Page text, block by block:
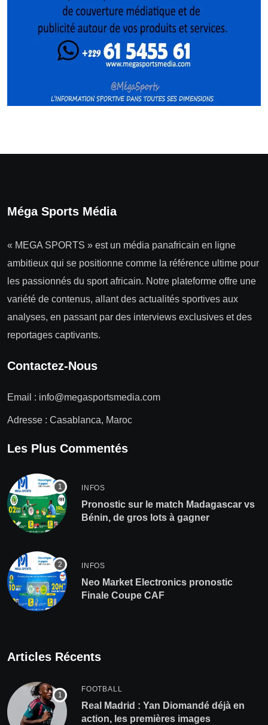
Méga Sports Média
« MEGA SPORTS » est un média panafricain en ligne
ambitieux qui se positionne comme la référence ultime pour
les passionnés du sport africain. Notre plateforme offre une
variété de contenus, allant des actualités sportives aux
analyses, en passant par des interviews exclusives et des
reportages captivants.
Contactez-Nous
Email : info@megasportsmedia.com
Adresse : Casablanca, Maroc
Les Plus Commentés
INFOS
Pronostic sur le match Madagascar vs
Bénin, de gros lots à gagner
INFOS
Neo Market Electronics pronostic
Finale Coupe CAF
Articles Récents
FOOTBALL
Real Madrid : Yan Diomandé déjà en
action, les premières images